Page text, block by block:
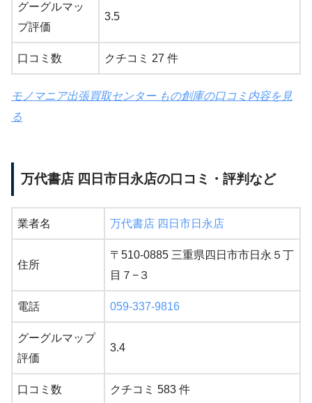
グーグルマッ
プ評価
3.5
口コミ数 クチコミ 27 件
モノマニア出張買取センター もの創庫の口コミ内容を見
る
万代書店 四日市日永店の口コミ・評判など
業者名 万代書店 四日市日永店
住所
〒510-0885 三重県四日市市日永５丁
目７−３
電話 059-337-9816
グーグルマップ
評価
3.4
口コミ数 クチコミ 583 件